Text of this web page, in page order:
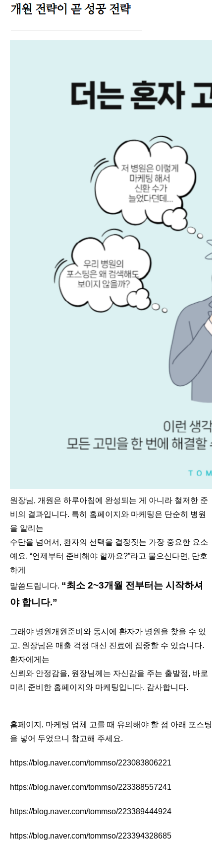
원장님, 개원은 하루아침에 완성되는 게 아니라 철저한 준
비의 결과입니다. 특히 홈페이지와 마케팅은 단순히 병원
을 알리는
수단을 넘어서, 환자의 선택을 결정짓는 가장 중요한 요소
예요. “언제부터 준비해야 할까요?”라고 물으신다면, 단호
하게
말씀드립니다. “최소 2~3개월 전부터는 시작하셔
야 합니다.”
그래야 병원개원준비와 동시에 환자가 병원을 찾을 수 있
고, 원장님은 매출 걱정 대신 진료에 집중할 수 있습니다.
환자에게는
신뢰와 안정감을, 원장님께는 자신감을 주는 출발점, 바로
미리 준비한 홈페이지와 마케팅입니다. 감사합니다.
홈페이지, 마케팅 업체 고를 때 유의해야 할 점 아래 포스팅
을 넣어 두었으니 참고해 주세요.
https://blog.naver.com/tommso/223083806221
https://blog.naver.com/tommso/223388557241
https://blog.naver.com/tommso/223389444924
https://blog.naver.com/tommso/223394328685